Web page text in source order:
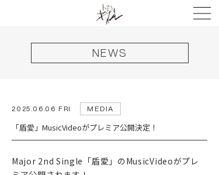
NEWS
LIVE
NEWS
2025.06.06 FRI MEDIA
「盾愛」MusicVideoがプレミア公開決定！
Major 2nd Single「盾愛」のMusicVideoがプレ